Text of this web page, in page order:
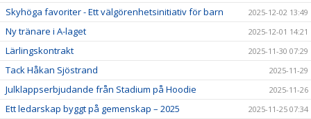
Skyhöga favoriter - Ett välgörenhetsinitiativ för barn 2025-12-02 13:49
Ny tränare i A-laget 2025-12-01 14:21
Lärlingskontrakt 2025-11-30 07:29
Tack Håkan Sjöstrand 2025-11-29
Julklappserbjudande från Stadium på Hoodie 2025-11-26
Ett ledarskap byggt på gemenskap – 2025 2025-11-25 07:34